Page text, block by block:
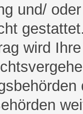
und/
wird